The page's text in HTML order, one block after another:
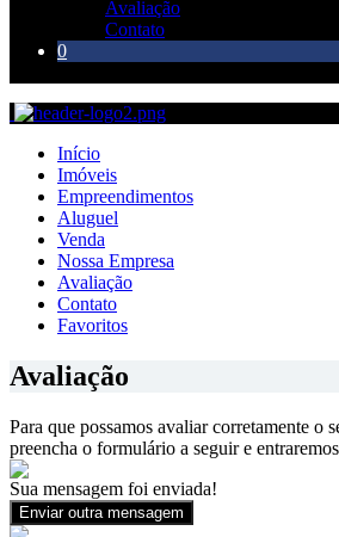
Avaliação
Contato
0
Início
Imóveis
Empreendimentos
Aluguel
Venda
Nossa Empresa
Avaliação
Contato
Favoritos
Avaliação
Para que possamos avaliar corretamente o
preencha o formulário a seguir e
Sua mensagem foi enviada!
Enviar outra mensagem